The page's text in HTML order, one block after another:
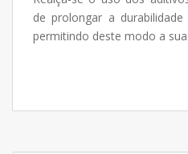
de prolongar a
permitindo deste modo a